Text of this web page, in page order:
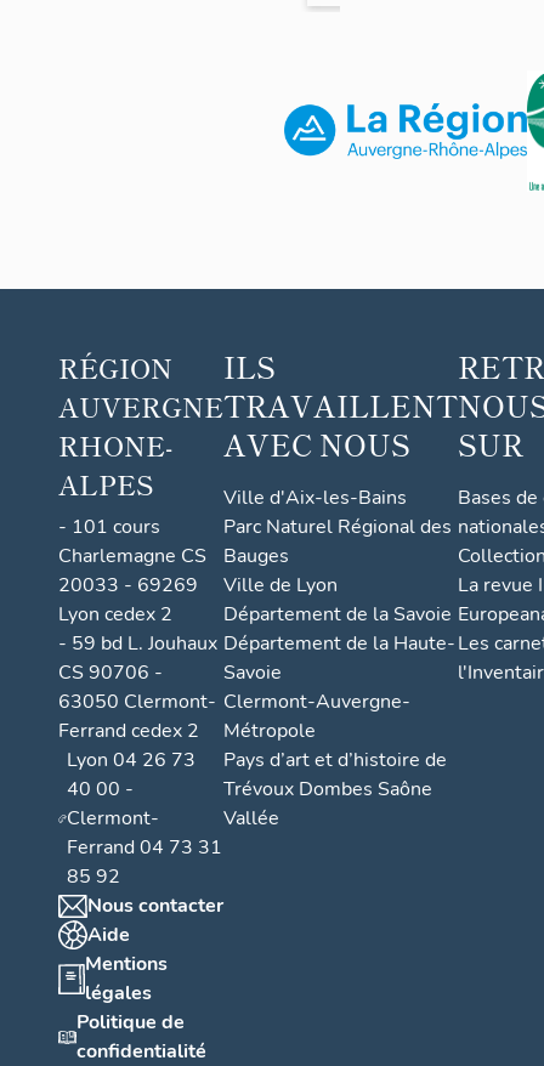
RÉGION
AUVERGNE
RHONE-
ALPES
- 101 cours
Charlemagne CS
20033 - 69269
Lyon cedex 2
- 59 bd L. Jouhaux
CS 90706 -
63050 Clermont-
Ferrand cedex 2
Lyon 04 26 73
40 00 -
Clermont-
Ferrand 04 73 31
85 92
Nous contacter
Aide
Mentions
légales
Politique de
confidentialité
ILS
TRAVAILLENT
AVEC NOUS
Ville d'Aix-les-Bains
Parc Naturel Régional des
Bauges
Ville de Lyon
Département de la Savoie
Département de la Haute-
Savoie
Clermont-Auvergne-
Métropole
Pays d’art et d’histoire de
Trévoux Dombes Saône
Vallée
SUR
Bases
La revue
Les